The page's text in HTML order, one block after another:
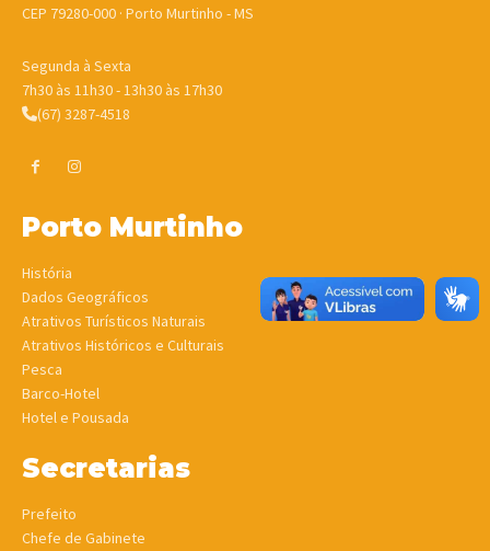
CEP 79280-000 · Porto Murtinho - MS
Segunda à Sexta
7h30 às 11h30 - 13h30 às 17h30
(67) 3287-4518
Porto Murtinho
História
Dados Geográficos
Atrativos Turísticos Naturais
Atrativos Históricos e Culturais
Pesca
Barco-Hotel
Hotel e Pousada
Secretarias
Prefeito
Chefe de Gabinete